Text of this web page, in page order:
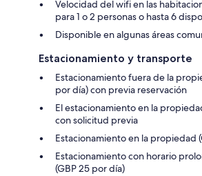
Velocidad del wifi en las
para 1 o 2 personas o hasta 6
Disponible en algunas áreas
Estacionamiento y transporte
Estacionamiento fuera de la
por día) con previa reservación
El estacionamiento en la
con solicitud previa
Estacionamiento en la propiedad
Estacionamiento con horario
(GBP 25 por día)